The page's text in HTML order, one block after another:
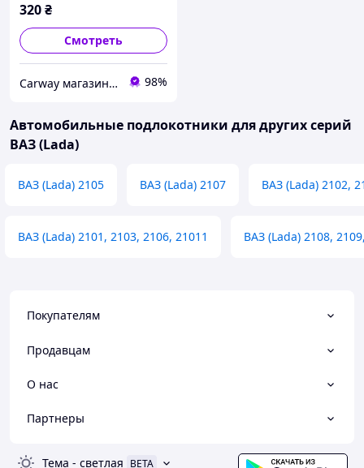
320₴
Смотреть
Сarway магазин автозапчастей 98%
Автомобильные подлокотники для других серий
ВАЗ (Lada)
ВАЗ (Lada) 2105 ВАЗ (Lada) 2107 ВАЗ (Lada) 2102,
ВАЗ (Lada) 2101, 2103, 2106, 21011 ВАЗ (Lada) 2108,
Покупателям
Продавцам
О нас
Партнеры
Тема - светлая BETA